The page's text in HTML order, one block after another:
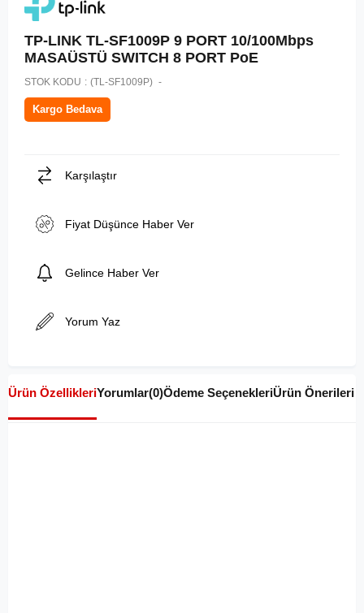
TP-LINK TL-SF1009P 9 PORT 10/100Mbps
MASAÜSTÜ SWITCH 8 PORT PoE
STOK KODU (TL-SF1009P)
Kargo Bedava
Karşılaştır
Fiyat Düşünce Haber Ver
Gelince Haber Ver
Yorum Yaz
Ürün ÖzellikleriYorumlar(0)Ödeme SeçenekleriÜrün Önerileri